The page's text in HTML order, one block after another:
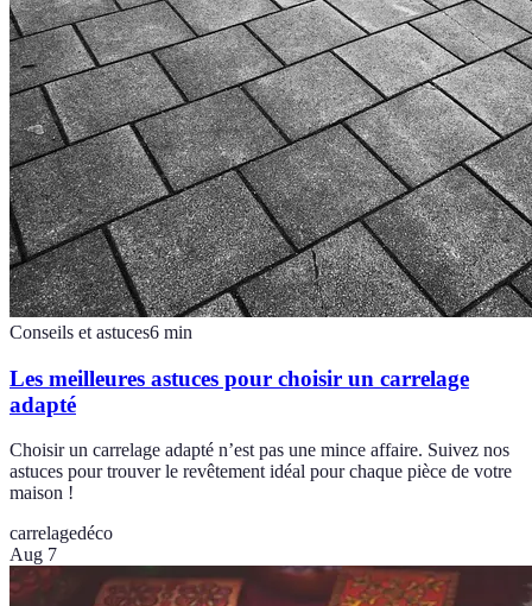
Conseils et astuces6 min
Les meilleures astuces pour choisir un carrelage
adapté
Choisir un carrelage adapté n’est pas une mince affaire. Suivez nos
astuces pour trouver le revêtement idéal pour chaque pièce de votre
maison !
carrelagedéco
Aug 7